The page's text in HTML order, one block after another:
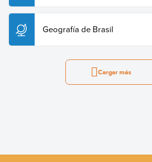
Geografía de Brasil
Cargar más